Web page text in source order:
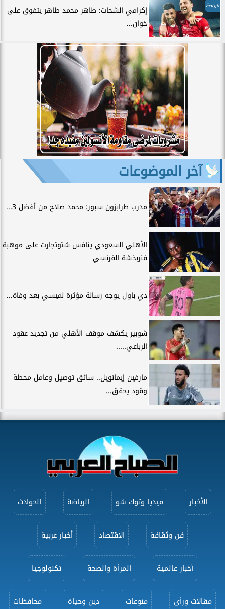
الرياضة
إكرامي الشحات: طاهر محمد طاهر يتفوق على
خوان...
آخر الموضوعات
مدرب طرابزون سبور: محمد صلاح من أفضل 3...
الأهلي السعودي ينافس شتوتجارت على موهبة
فنربخشة الفرنسي
دي باول يوجه رسالة مؤثرة لميسي بعد وفاة...
شوبير يكشف موقف الأهلي من تجديد عقود
الرباعي.....
مارفين إيمانويل.. سائق توصيل وعامل محطة
وقود يحقق...
الأخبار ميديا وتوك شو الرياضة الحوادث
فن وثقافة الاقتصاد أخبار عربية
أخبار عالمية المرأة والصحة تكنولوجيا
مقالات ورأى منوعات دين وحياة محافظات